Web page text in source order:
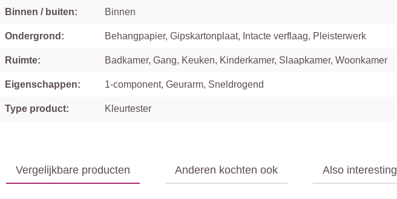
Binnen / buiten: Binnen
Ondergrond: Behangpapier, Gipskartonplaat, Intacte verflaag, Pleisterwerk
Ruimte: Badkamer, Gang, Keuken, Kinderkamer, Slaapkamer, Woonkamer
Eigenschappen: 1-component, Geurarm, Sneldrogend
Type product: Kleurtester
Vergelijkbare producten Anderen kochten ook Also interesting